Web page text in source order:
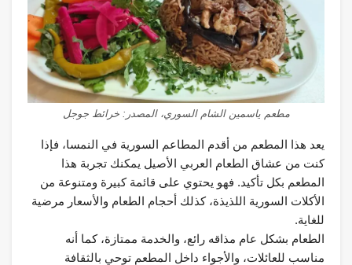
مطعم ياسمين الشام السوري، المصدر: خرائط جوجل
يعد هذا المطعم من أقدم المطاعم السورية في النمسا، فإذا
كنت من عشاق الطعام العربي الأصيل يمكنك تجربة هذا
المطعم بكل تأكيد. فهو يحتوي على قائمة كبيرة ومتنوعة من
الأكلات السورية اللذيذة، كذلك أحجام الطعام والأسعار مرضية
للغاية.
الطعام بشكل عام مذاقه رائع، والخدمة ممتازة، كما أنه
مناسب للعائلات، والأجواء داخل المطعم توحي بالثقافة